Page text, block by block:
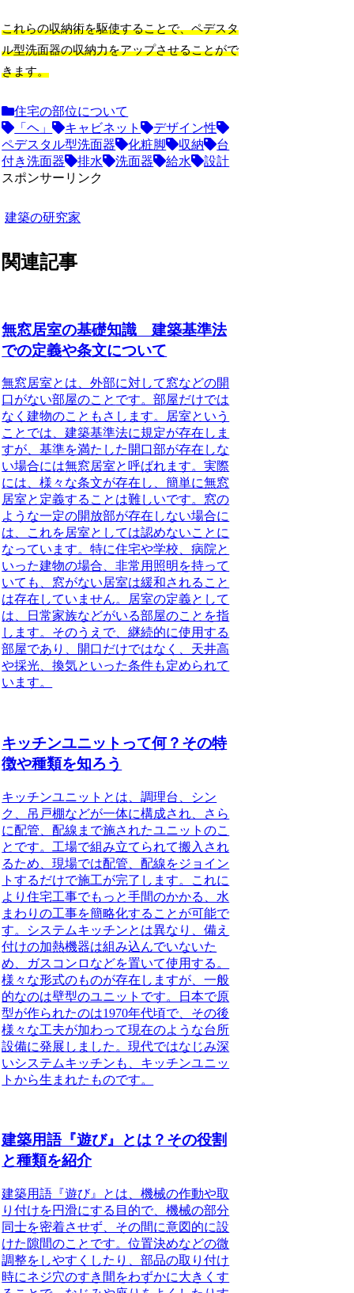
これらの収納術を駆使することで、ペデスタ
ル型洗面器の収納力をアップさせることがで
きます。
住宅の部位について
「ヘ」
キャビネット
デザイン性
ペデスタル型洗面器
化粧脚 収納
台
付き洗面器
排水 洗面器 給水
設計
スポンサーリンク
建築の研究家
関連記事
無窓居室の基礎知識 建築基準法
での定義や条文について
無窓居室とは、外部に対して窓などの開
口がない部屋のこと です。部屋だけでは
なく建物のこともさします。居室という
ことでは、建築基準法に規定が存在しま
すが、基準を満たした開口部が存在しな
い場合には無窓居室と呼ばれます。実際
には、様々な条文が存在し、簡単に無窓
居室と定義することは難しいです。窓の
ような一定の開放部が存在しない場合に
は、これを居室としては認めないことに
なっています。特に住宅や学校、病院と
いった建物の場合、非常用照明を持って
いても、窓がない居室は緩和されること
は存在していません。居室の定義として
は、日常家族などがいる部屋のことを指
します。そのうえで、継続的に使用する
部屋であり、開口だけではなく、天井高
や採光、換気といった条件も定められて
います。
キッチンユニットって何？その特
徴や種類を知ろう
キッチンユニットとは 、調理台、シン
ク、吊戸棚などが一体に構成され、さら
に配管、配線まで施されたユニットのこ
とです。工場で組み立てられて搬入され
るため、現場では配管、配線をジョイン
トするだけで施工が完了します。これに
より住宅工事でもっと手間のかかる、水
まわりの工事を簡略化することが可能で
す。システムキッチンとは異なり、備え
付けの加熱機器は組み込んでいないた
め、ガスコンロなどを置いて使用する。
様々な形式のものが存在しますが、一般
的なのは壁型のユニットです。日本で原
型が作られたのは1970年代頃で、その後
様々な工夫が加わって現在のような台所
設備に発展しました。現代ではなじみ深
いシステムキッチンも、キッチンユニッ
トから生まれたものです。
建築用語『遊び』とは？その役割
と種類を紹介
建築用語『遊び』
とは、機械の作動や取
り付けを円滑にする目的で、機械の部分
同士を密着させず、その間に意図的に設
けた隙間のことです。位置決めなどの微
調整をしやすくしたり、部品の取り付け
時にネジ穴のすき間をわずかに大きくす